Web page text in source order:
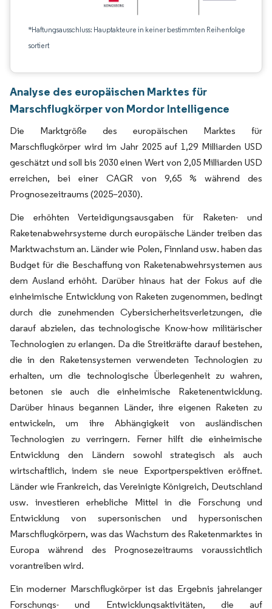
*Haftungsausschluss: Hauptakteure in keiner bestimmten Reihenfolge
sortiert
Analyse des europäischen Marktes für
Marschflugkörper von Mordor Intelligence
Die Marktgröße des europäischen Marktes für
Marschflugkörper wird im Jahr 2025 auf 1,29 Milliarden USD
geschätzt und soll bis 2030 einen Wert von 2,05 Milliarden USD
erreichen, bei einer CAGR von 9,65 % während des
Prognosezeitraums (2025–2030).
Die erhöhten Verteidigungsausgaben für Raketen- und
Raketenabwehrsysteme durch europäische Länder treiben das
Marktwachstum an. Länder wie Polen, Finnland usw. haben das
Budget für die Beschaffung von Raketenabwehrsystemen aus
dem Ausland erhöht. Darüber hinaus hat der Fokus auf die
einheimische Entwicklung von Raketen zugenommen, bedingt
durch die zunehmenden Cybersicherheitsverletzungen, die
darauf abzielen, das technologische Know-how militärischer
Technologien zu erlangen. Da die Streitkräfte darauf bestehen,
die in den Raketensystemen verwendeten Technologien zu
erhalten, um die technologische Überlegenheit zu wahren,
betonen sie auch die einheimische Raketenentwicklung.
Darüber hinaus begannen Länder, ihre eigenen Raketen zu
entwickeln, um ihre Abhängigkeit von ausländischen
Technologien zu verringern. Ferner hilft die einheimische
Entwicklung den Ländern sowohl strategisch als auch
wirtschaftlich, indem sie neue Exportperspektiven eröffnet.
Länder wie Frankreich, das Vereinigte Königreich, Deutschland
usw. investieren erhebliche Mittel in die Forschung und
Entwicklung von supersonischen und hypersonischen
Marschflugkörpern, was das Wachstum des Raketenmarktes in
Europa während des Prognosezeitraums voraussichtlich
vorantreiben wird.
Ein moderner Marschflugkörper ist das Ergebnis jahrelanger
Forschungs- und Entwicklungsaktivitäten, die auf